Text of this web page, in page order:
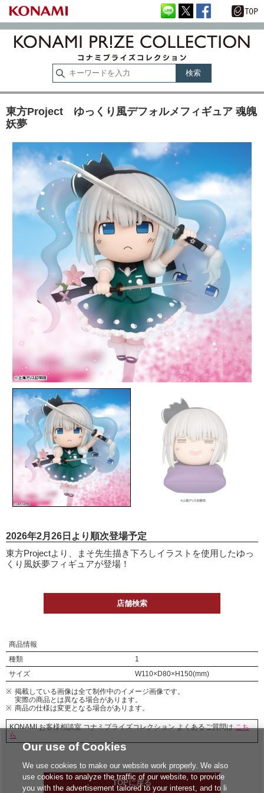
東方Project ゆっくり風デフォルメフィギュア 魂魄
妖夢
2026年2月26日より順次登場予定
東方Projectより、まそ先生描き下ろしイラストを使用したゆっ
くり風妖夢フィギュアが登場！
店舗検索
商品情報
種類
1
サイズ
W110×D80×H150(mm)
掲載している画像は全て制作中のイメージ画像です。
実際の商品とは異なる場合があります。
商品の仕様は変更となる場合があります。
KONAMI お客様相談室 コナミプライズコレクション よくあるご質問はこち
ら
TOPに戻る
Our use of Cookies
We use cookies to make our website work properly. We also
use cookies to analyze the traffic of our website, to provide
you with the advertisement tailored to your interest, and to li